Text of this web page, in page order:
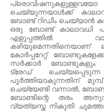
ചെയ്യുന്നയാൾക്ക്
ബോണ്ട് റിഡീം ചെയ്യാൻ
ഒരു ബോണ്ട് കാലാവധി
എളുപ്പത്തിൽ
കഴിയുമെന്നതിനെയാണ്
കോർപ്പറേറ്റ്
സർക്കാർ
ട്രേഡ്
പൂർത്തിയാകുന്നതിന്
ചെയ്യേണ്ടി വന്നാൽ,
ബോണ്ടിന്റെ തരം
വ്യത്യസ്ത നികുതി